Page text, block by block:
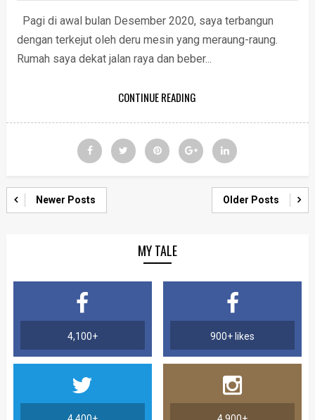
Pagi di awal bulan Desember 2020, saya terbangun
dengan terkejut oleh deru mesin yang meraung-raung.
Rumah saya dekat jalan raya dan beber...
CONTINUE READING
Newer Posts Older Posts
MY TALE
4,100+ 900+ likes